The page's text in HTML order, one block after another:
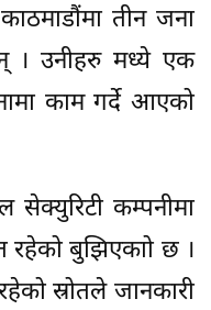
तीन जना
। उनीहरु मध्ये एक
काम गर्दे आएको
सेक्युरिटी कम्पनीमा
रहेको बुझिएकाो छ ।
स्रोतले जानकारी